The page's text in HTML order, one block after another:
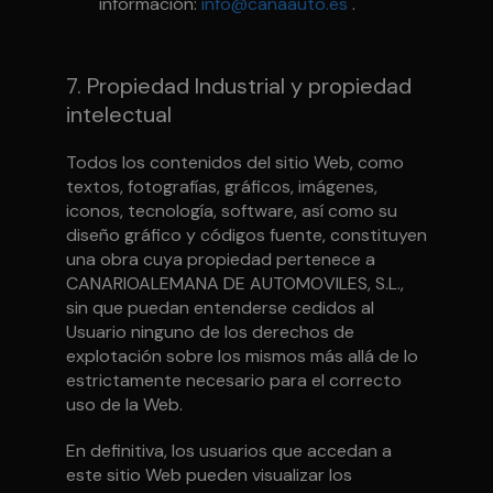
7. Propiedad Industrial y propiedad
intelectual
Todos los contenidos del sitio Web, como
textos, fotografías, gráficos, imágenes,
iconos, tecnología, software, así como su
diseño gráfico y códigos fuente, constituyen
una obra cuya propiedad pertenece a
CANARIOALEMANA DE AUTOMOVILES, S.L.,
sin que puedan entenderse cedidos al
Usuario ninguno de los derechos de
explotación sobre los mismos más allá de lo
estrictamente necesario para el correcto
uso de la Web.
En definitiva, los usuarios que accedan a
este sitio Web pueden visualizar los